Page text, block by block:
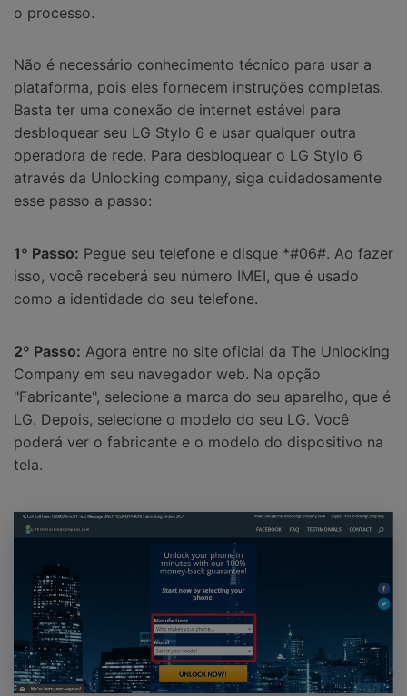
o processo.
Não é necessário conhecimento técnico para usar a
plataforma, pois eles fornecem instruções completas.
Basta ter uma conexão de internet estável para
desbloquear seu LG Stylo 6 e usar qualquer outra
operadora de rede. Para desbloquear o LG Stylo 6
através da Unlocking company, siga cuidadosamente
esse passo a passo:
1º Passo: Pegue seu telefone e disque *#06#. Ao fazer
isso, você receberá seu número IMEI, que é usado
como a identidade do seu telefone.
2º Passo: Agora entre no site oficial da The Unlocking
Company em seu navegador web. Na opção
"Fabricante", selecione a marca do seu aparelho, que é
LG. Depois, selecione o modelo do seu LG. Você
poderá ver o fabricante e o modelo do dispositivo na
tela.